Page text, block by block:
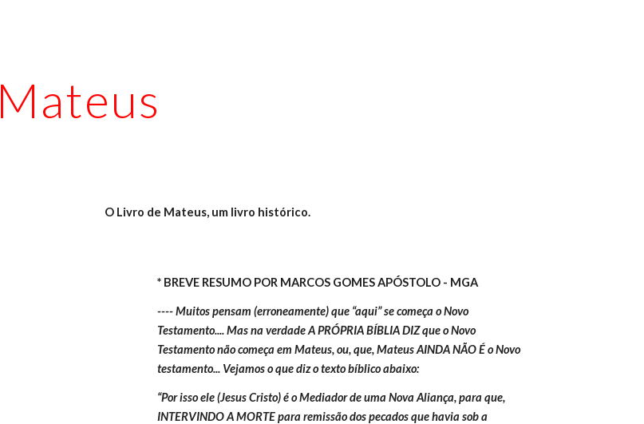
Mateus
O Livro de Mateus, um livro histórico.
* BREVE RESUMO POR MARCOS GOMES APÓSTOLO - MGA
---- Muitos pensam (erroneamente) que “aqui” se começa o Novo
Testamento.... Mas na verdade A PRÓPRIA BÍBLIA DIZ que o Novo
Testamento não começa em Mateus, ou, que, Mateus AINDA NÃO É o Novo
testamento... Vejamos o que diz o texto bíblico abaixo:
“Por isso ele (Jesus Cristo) é o Mediador de uma Nova Aliança, para que,
INTERVINDO A MORTE para remissão dos pecados que havia sob a